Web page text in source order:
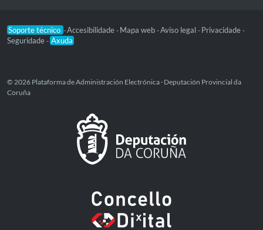
Soporte técnico -Accesibilidade - Mapa web -Aviso legal - Privacidade -
Seguridade - Axuda
© 2026 Plataforma de Administración Electrónica · Deputación Provincial da
Coruña